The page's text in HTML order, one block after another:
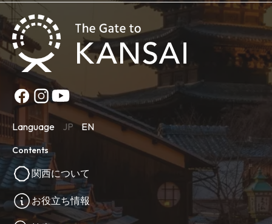
Language JP EN
Contents
関西について
お役立ち情報